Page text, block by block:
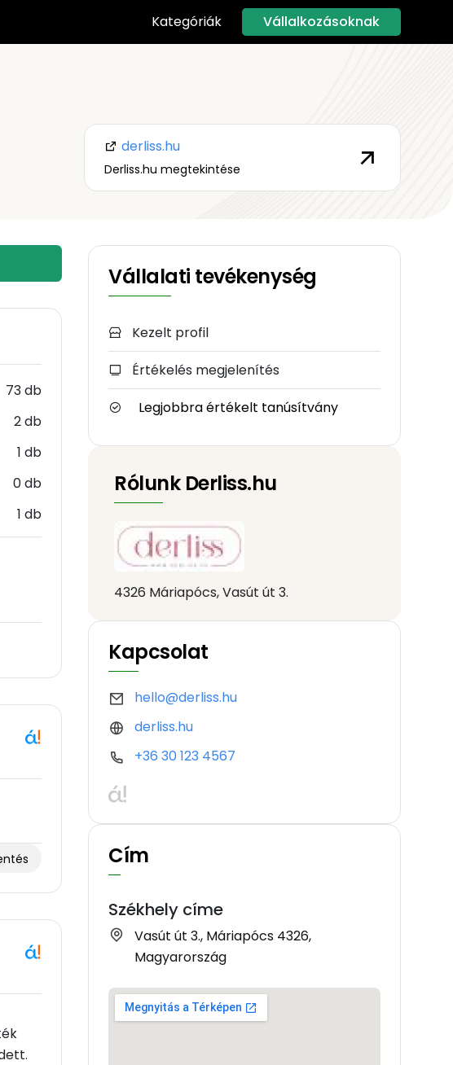
Kategóriák Vállalkozásoknak
derliss.hu
Derliss.hu megtekintése
73 db
2 db
1 db
0 db
1 db
Vállalati tevékenység
Kezelt profil
Értékelés megjelenítés
Legjobbra értékelt tanúsítvány
Rólunk Derliss.hu
4326 Máriapócs, Vasút út 3.
Kapcsolat
hello@derliss.hu
derliss.hu
+36 30 123 4567
Cím
Székhely címe
Vasút út 3., Máriapócs 4326,
Magyarország